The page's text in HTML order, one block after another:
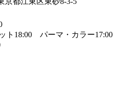
ト18:00 パーマ・カラー17:00